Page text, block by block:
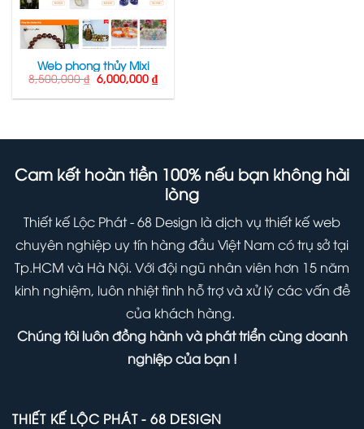
Web phong thủy Mixi
8,500,000₫ Giá
gốc
là:
6,000,000 ₫Giá
hiện
tại
Cam kết hoàn tiền 100% nếu bạn không hài
lòng
Thiết kế Lộc Phát - 68 Design là dịch vụ thiết kế web
chuyên nghiệp uy tín hàng đầu Việt Nam có trụ sở tại
Tp.HCM và Hà Nội. Với đội ngũ nhân viên hơn 15 năm
kinh nghiệm, luôn nhiệt tình hỗ trợ và xử lý các vấn đề
của khách hàng.
Chúng tôi luôn đồng hành và phát triển cùng doanh
nghiệp của bạn !
THIẾT KẾ LỘC PHÁT - 68 DESIGN